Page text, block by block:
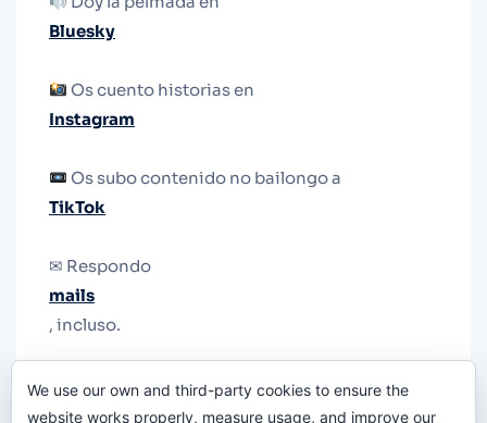
Bluesky
Os cuento historias en
Instagram
Os subo contenido no bailongo a
TikTok
✉ Respondo
mails
, incluso.
le quiten el teléfono.
We use our own and third-party cookies to ensure the
website works properly, measure usage, and improve our